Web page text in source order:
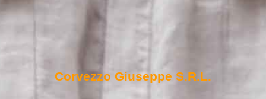
Corvezzo Giuseppe S.r.l.